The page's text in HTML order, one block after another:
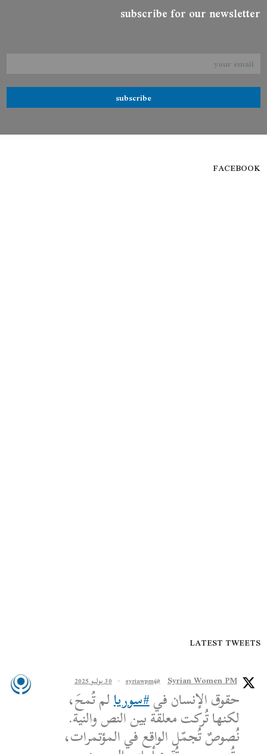
subscribe for our newsletter
subscribe
FACEBOOK
LATEST TWEETS
Syrian Women PM
@syriawpm
· 30 يوليو 2025
حقوق الإنسان في#سوريالم تُمحَ،
لكنها تُركت معلقة بين النص والنية.
نُصوصٌ تُجمّل الواقع في المؤتمرات،